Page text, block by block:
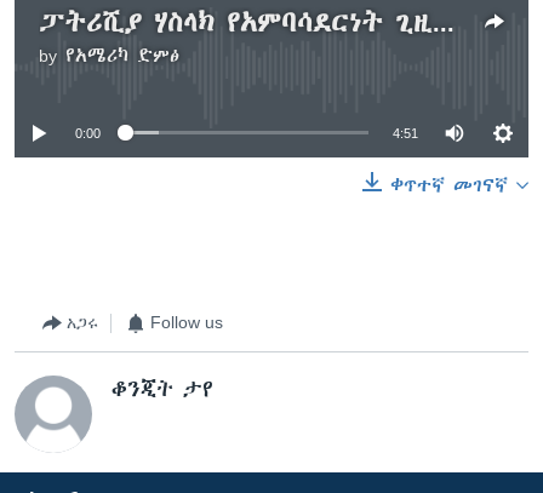
ፓትሪሺያ ሃስላክ የአምባሳደርነት ጊዚያቸውን አጠናቀቁ
by የአሜሪካ ድምፅ
No media source currently available
0:00 4:51
ቀጥተኛ መገናኛ
አጋሩ Follow us
ቆንጂት ታየ